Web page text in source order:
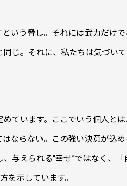
いう脅し。それには武力だけ
じ。それに、私たちは気づい
ています。ここでいう個人と
ならない。この強い決意が込め
与えられる“幸せ”ではなく、
を示しています。